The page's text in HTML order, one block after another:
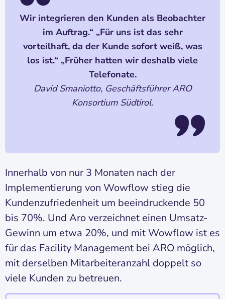
Wir integrieren den Kunden als Beobachter
im Auftrag.“ „Für uns ist das sehr
vorteilhaft, da der Kunde sofort weiß, was
los ist.“ „Früher hatten wir deshalb viele
Telefonate.
David Smaniotto, Geschäftsführer ARO
Konsortium Südtirol.
Innerhalb von nur 3 Monaten nach der
Implementierung von Wowflow stieg die
Kundenzufriedenheit um beeindruckende 50
bis 70%. Und Aro verzeichnet einen Umsatz-
Gewinn um etwa 20%, und mit Wowflow ist es
für das Facility Management bei ARO möglich,
mit derselben Mitarbeiteranzahl doppelt so
viele Kunden zu betreuen.